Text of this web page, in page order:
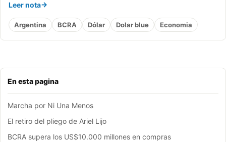
En esta pagina
Marcha por Ni Una Menos
El retiro del pliego de Ariel Lijo
BCRA supera los US$10.000 millones en compras
Leer nota
Argentina BCRA Dólar Dolar blue Economia